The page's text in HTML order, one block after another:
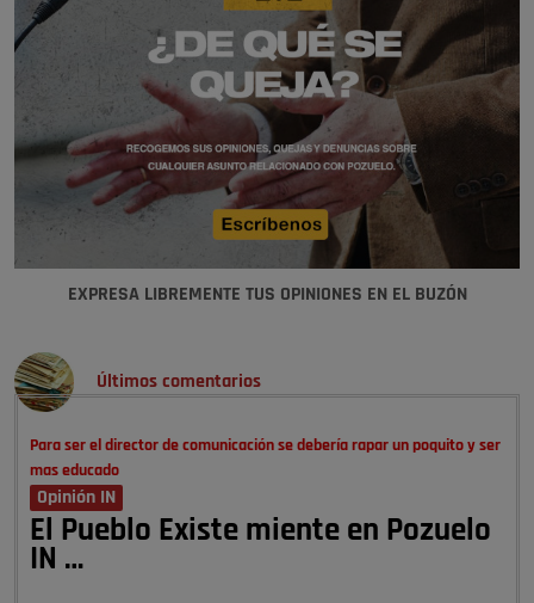
EXPRESA LIBREMENTE TUS OPINIONES EN EL BUZÓN
Últimos comentarios
Para ser el director de comunicación se debería rapar un poquito y ser
mas educado
Opinión IN
El Pueblo Existe miente en Pozuelo
IN …